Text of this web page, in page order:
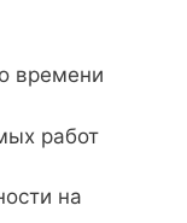
времени
работ
на